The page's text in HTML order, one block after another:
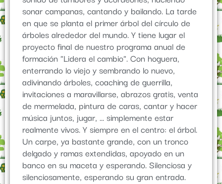
sonar campanas, cantando y bailando. La tarde
en que se planta el primer árbol del círculo de
árboles alrededor del mundo. Y tiene lugar el
proyecto final de nuestro programa anual de
formación "Lidera el cambio". Con hoguera,
enterrando lo viejo y sembrando lo nuevo,
adivinando árboles, coaching de guerrilla,
invitaciones a maravillarse, abrazos gratis, venta
de mermelada, pintura de caras, cantar y hacer
música juntos, jugar, ... simplemente estar
realmente vivos. Y siempre en el centro: el árbol.
Un carpe, ya bastante grande, con un tronco
delgado y ramas extendidas, apoyado en un
banco en su maceta y esperando. Silenciosa y
silenciosamente, esperando su gran entrada.